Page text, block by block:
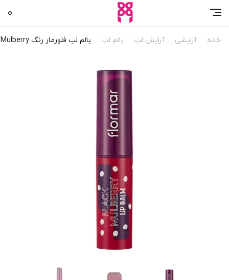
0
خانه آرایشی آرایش لب بالم لب بالم لب فلورمار رنگ Black Mulberry